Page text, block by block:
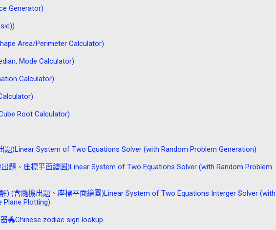
Generator)
Area/Perimeter Calculator)
Mode Calculator)
Calculator)
Root Calculator)
)Linear System of Two Equations Solver (with Random Problem Generation)
題、座標平面繪圖)Linear System of Two Equations Solver (with Random Problem
) (含隨機出題、座標平面繪圖)Linear System of Two Equations Interger Solver (with
Plane Plotting)
🐲Chinese zodiac sign lookup